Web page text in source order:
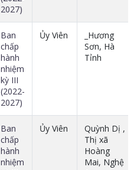
2027)
Ban
chấp
hành
nhiệm
kỳ III
(2022-
2027)
Ủy Viên
_Hương
Sơn, Hà
Tỉnh
Ban
chấp
hành
nhiệm
Ủy Viên
Quỳnh Dị ,
Thị xã
Hoàng
Mai, Nghệ